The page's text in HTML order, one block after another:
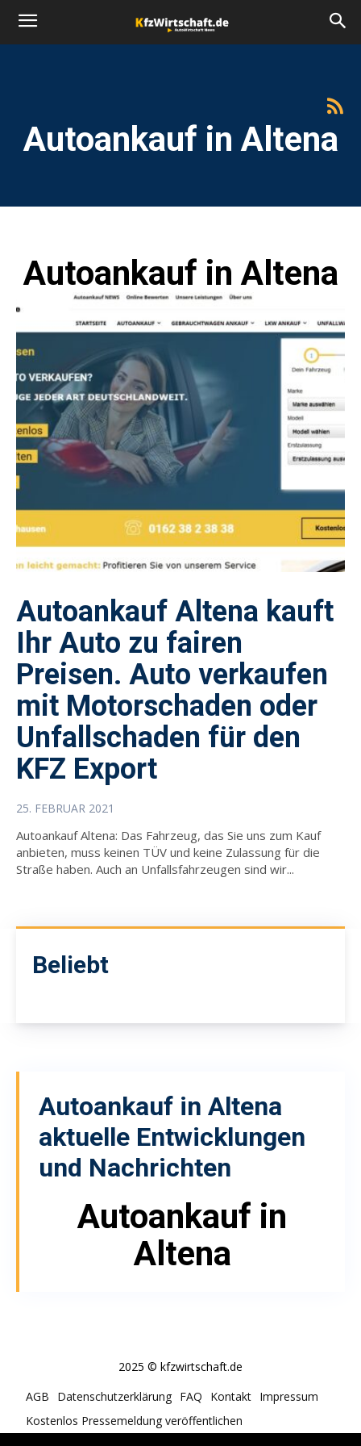
Autoankauf in Altena
Autoankauf in Altena
Autoankauf Altena kauft
Ihr Auto zu fairen
Preisen. Auto verkaufen
mit Motorschaden oder
Unfallschaden für den
KFZ Export
25. FEBRUAR 2021
Autoankauf Altena: Das Fahrzeug, das Sie uns zum Kauf
anbieten, muss keinen TÜV und keine Zulassung für die
Straße haben. Auch an Unfallsfahrzeugen sind wir...
Beliebt
Autoankauf in Altena
aktuelle Entwicklungen
und Nachrichten
Autoankauf in
Altena
2025 © kfzwirtschaft.de
AGB
Datenschutzerklärung FAQ Kontakt Impressum
Kostenlos Pressemeldung veröffentlichen